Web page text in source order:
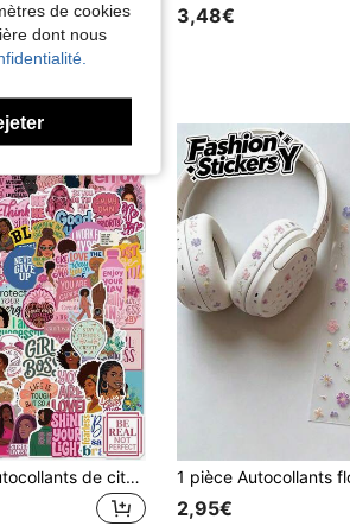
3,48€
100 pièces Autocollants de citations de motivation pour l'autonomisation des , autocollants de slogans inspirants pour femme afro, pour journal, sac à dos, fenêtre de voiture, bouteille d'eau, bureau, gadget électronique, ornement élégant, fournitures scolaires
2,95€
de cookies
dont nous